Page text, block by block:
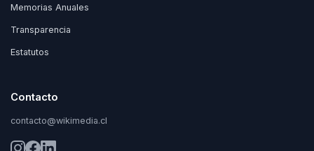
Memorias Anuales
Transparencia
Estatutos
Contacto
contacto@wikimedia.cl